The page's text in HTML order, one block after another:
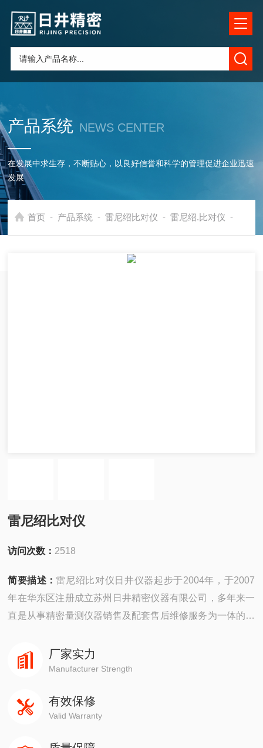
产品系统 NEWS CENTER
在发展中求生存，不断贴心，以良好信誉和科学的管理促进企业迅速
发展
首页 - 产品系统 - 雷尼绍比对仪 - 雷尼绍.比对仪 -
雷尼绍比对仪
访问次数： 2518
简要描述：雷尼绍比对仪日井仪器起步于2004年，于2007
年在华东区注册成立苏州日井精密仪器有限公司，多年来一
直是从事精密量测仪器销售及配套售后维修服务为一体的精
公司主要销售：影像测量仪，二次元，三次元，三次元，光
三次元三坐标测量机等国外精密测量仪器。
厂家实力
Manufacturer Strength
有效保修
Valid Warranty